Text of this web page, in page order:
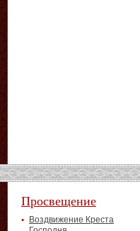
Просвещение
Воздвижение Креста